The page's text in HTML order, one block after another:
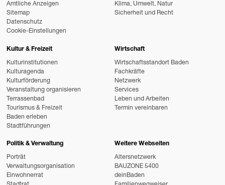
Amtliche Anzeigen
Sitemap
Datenschutz
Cookie-Einstellungen
Klima, Umwelt, Natur
Sicherheit und Recht
Kultur & Freizeit
Kulturinstitutionen
Kulturagenda
Kulturförderung
Veranstaltung organisieren
Terrassenbad
Tourismus & Freizeit
Baden erleben
Stadtführungen
Wirtschaft
Wirtschaftsstandort Baden
Fachkräfte
Netzwerk
Services
Leben und Arbeiten
Termin vereinbaren
Politik & Verwaltung
Porträt
Verwaltungsorganisation
Einwohnerrat
Weitere Webseiten
Altersnetzwerk
BAUZONE 5400
deinBaden